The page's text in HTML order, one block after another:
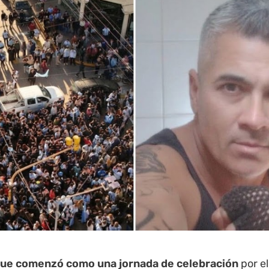
comenzó como una jornada de celebración por